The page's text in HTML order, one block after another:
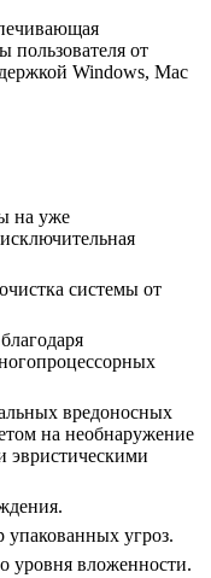
от
Windows, Mac
на уже
системы от
вредоносных
на необнаружение
угроз.
уровня вложенности.